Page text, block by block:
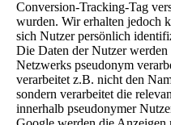
Conversion-Tracking-Tag
wurden. Wir erhalten jedoch
sich Nutzer persönlich
Die Daten der Nutzer
Netzwerks pseudonym
verarbeitet z.B. nicht den
sondern verarbeitet die
innerhalb pseudonymer